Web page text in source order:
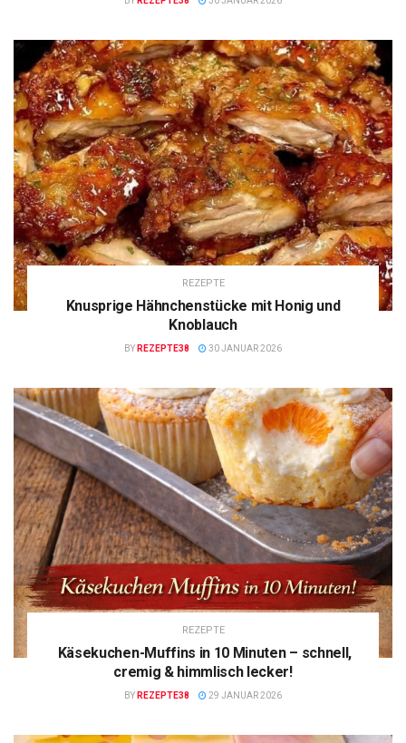
REZEPTE
Knusprige Hähnchenstücke mit Honig und
Knoblauch
BY REZEPTE38 30 JANUAR 2026
REZEPTE
Käsekuchen-Muffins in 10 Minuten – schnell,
cremig & himmlisch lecker!
BY REZEPTE38 29 JANUAR 2026